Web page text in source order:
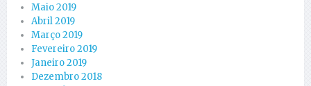
Maio 2019
Abril 2019
Março 2019
Fevereiro 2019
Janeiro 2019
Dezembro 2018